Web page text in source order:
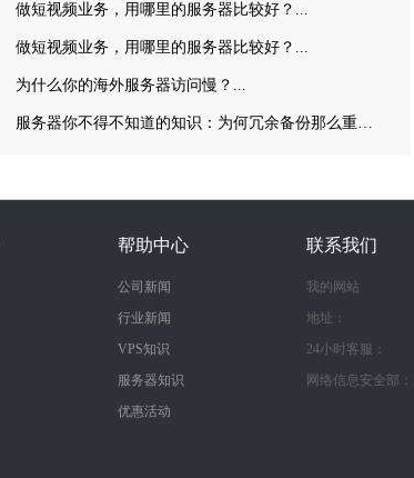
做短视频业务，用哪里的服务器比较好？...
做短视频业务，用哪里的服务器比较好？...
为什么你的海外服务器访问慢？...
服务器你不得不知道的知识：为何冗余备份那么重要？...
帮助中心
公司新闻
行业新闻
VPS知识
服务器知识
优惠活动
联系我们
我的网站
地址：
24小时客服：
网络信息安全部：